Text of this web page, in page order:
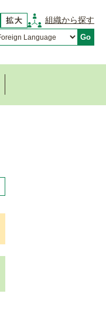
組織から探す
Go